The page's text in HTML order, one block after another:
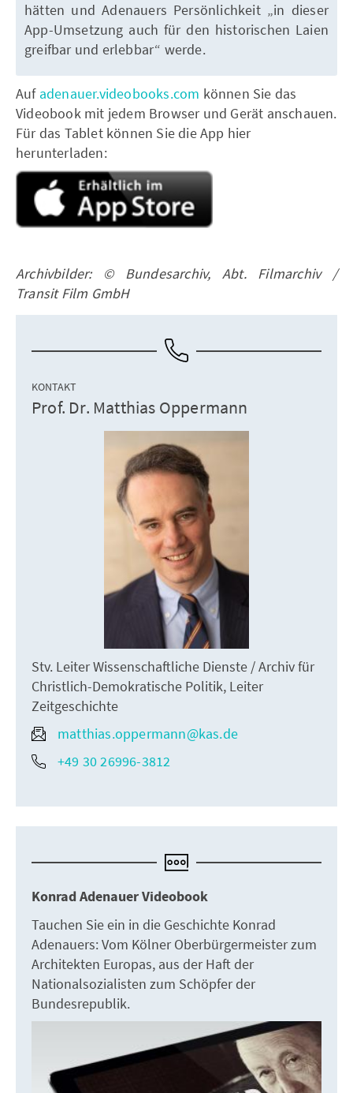
hätten und Adenauers Persönlichkeit „in dieser
App-Umsetzung auch für den historischen Laien
greifbar und erlebbar“ werde.
Auf adenauer.videobooks.com können Sie das
Videobook mit jedem Browser und Gerät anschauen.
Für das Tablet können Sie die App hier
herunterladen:
Archivbilder: © Bundesarchiv, Abt. Filmarchiv /
Transit Film GmbH
KONTAKT
Prof. Dr. Matthias Oppermann
Stv. Leiter Wissenschaftliche Dienste / Archiv für
Christlich-Demokratische Politik, Leiter
Zeitgeschichte
matthias.oppermann@kas.de
+49 30 26996-3812
Konrad Adenauer Videobook
Tauchen Sie ein in die Geschichte Konrad
Adenauers: Vom Kölner Oberbürgermeister zum
Architekten Europas, aus der Haft der
Nationalsozialisten zum Schöpfer der
Bundesrepublik.